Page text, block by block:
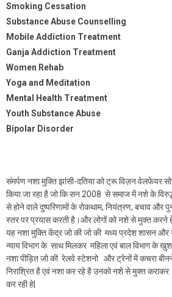
Smoking Cessation
Substance Abuse Counselling
Mobile Addiction Treatment
Ganja Addiction Treatment
Women Rehab
Yoga and Meditation
Mental Health Treatment
Youth Substance Abuse
Bipolar Disorder
संमर्पण नशा मुक्ति झांसी-दतिया को ट्रू विज़न वेलफेयर
किया जा रहा है जो कि सन 2008 से समाज में नशे के
से होने वाले दुष्परिणामों के रोकथाम, नियंत्रण, बचाव और
स्तर पर प्रयास करती है।और लोगों को नशे से मुक्त करने
यह नशा मुक्ति केंद्र जो की जो की मध्य प्रदेश शासन और
न्याय विभाग के साथ मिलकर महिला एवं बाल विभाग के
नशा पीड़ित जो की रेलवे स्टेशनो और ट्रेनों में कचरा
निराश्रित है एवं नशा कर रहे है उनको नशे से मुक्त कराकर
कर रही हे|